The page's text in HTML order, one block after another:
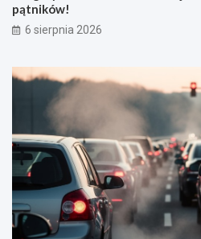
pątników!
6 sierpnia 2026